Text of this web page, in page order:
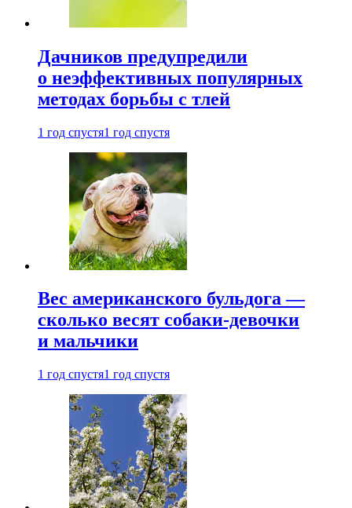
Дачников предупредили
о неэффективных популярных
методах борьбы с тлей
1 год спустя1 год спустя
Вес американского бульдога —
сколько весят собаки-девочки
и мальчики
1 год спустя1 год спустя